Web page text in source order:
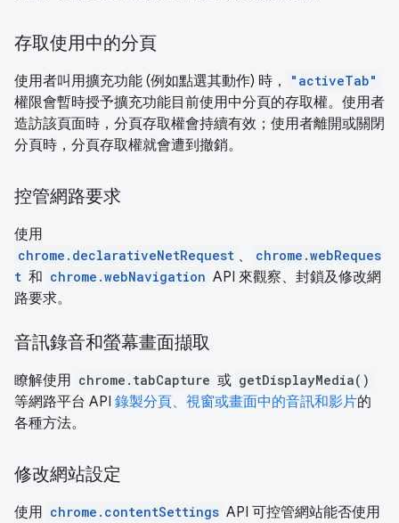
存取使用中的分頁
使用者叫用擴充功能 (例如點選其動作) 時， "activeTab"
權限會暫時授予擴充功能目前使用中分頁的存取權。使用者
造訪該頁面時，分頁存取權會持續有效；使用者離開或關閉
分頁時，分頁存取權就會遭到撤銷。
控管網路要求
使用
chrome.declarativeNetRequest 、
chrome.webReques
t 和 chrome.webNavigation API 來觀察、封鎖及修改網
路要求。
音訊錄音和螢幕畫面擷取
瞭解使用 chrome.tabCapture 或 getDisplayMedia()
等網路平台 API 錄製分頁、視窗或畫面中的音訊和影片的
各種方法。
修改網站設定
使用 chrome.contentSettings API 可控管網站能否使用